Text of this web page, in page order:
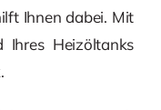
Ihnen dabei. Mit
Ihres Heizöltanks